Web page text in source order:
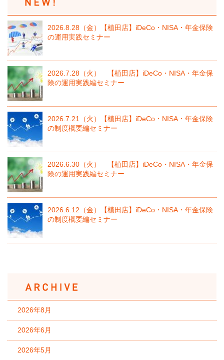
2026.8.28（金）【植田店】iDeCo・NISA・年金保険
の運用実践セミナー
2026.7.28（火） 【植田店】iDeCo・NISA・年金保
険の運用実践編セミナー
2026.7.21（火）【植田店】iDeCo・NISA・年金保険
の制度概要編セミナー
2026.6.30（火） 【植田店】iDeCo・NISA・年金保
険の運用実践編セミナー
2026.6.12（金）【植田店】iDeCo・NISA・年金保険
の制度概要編セミナー
2026年8月
2026年6月
2026年5月